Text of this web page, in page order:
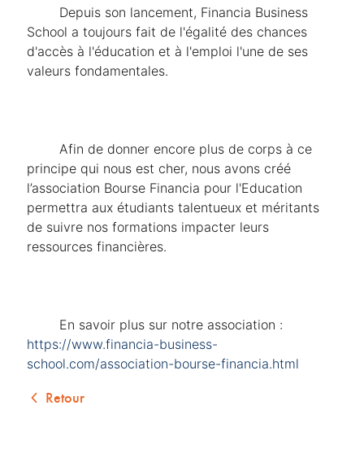
School a toujours fait de l'égalité des chances
d'accès à l'éducation et à l'emploi l'une de ses
valeurs fondamentales.
principe qui nous est cher, nous avons créé
l’association Bourse Financia pour l'Education
permettra aux étudiants talentueux et méritants
de suivre nos formations impacter leurs
ressources financières.
https://www.financia-business-
school.com/association-bourse-financia.html
Retour